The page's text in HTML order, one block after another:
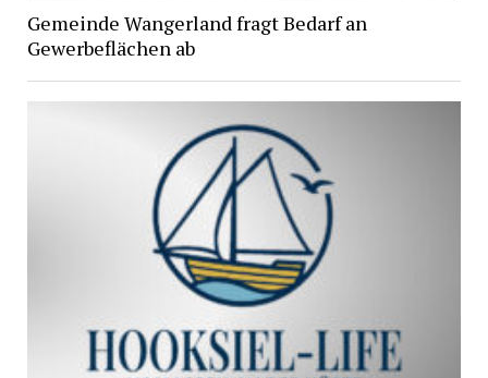
Gemeinde Wangerland fragt Bedarf an
Gewerbeflächen ab